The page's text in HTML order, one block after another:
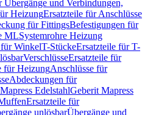
Übergänge und Verbindungen,
HeizungErsatzteile für Anschlüsse
für FittingsBefestigungen für
MLSystemrohre Heizung
WinkelT-StückeErsatzteile für T-
VerschlüsseErsatzteile für
für HeizungAnschlüsse für
Abdeckungen für
EdelstahlGeberit Mapress
Ersatzteile für
unlösbarÜbergänge und